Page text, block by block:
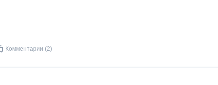
Комментарии (2)